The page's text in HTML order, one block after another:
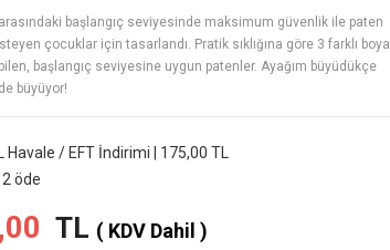
başlangıç seviyesinde maksimum güvenlik ile paten
çocuklar için tasarlandı. Pratik sıklığına göre 3 farklı boya
başlangıç seviyesine uygun patenler. Ayağım büyüdükçe
büyüyor!
Havale / EFT İndirimi | 175,00 TL
öde
TL ( KDV Dahil )